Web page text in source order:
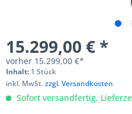
15.299,00 € *
vorher 15.299,00 €*
Inhalt: 1 Stück
inkl. MwSt.zzgl. Versandkosten
Sofort versandfertig,